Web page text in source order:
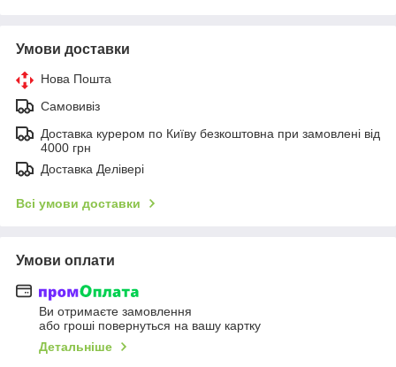
Умови доставки
Нова Пошта
Самовивіз
Доставка курером по Київу безкоштовна при замовлені від
4000 грн
Доставка Делівері
Всі умови доставки
Умови оплати
Ви отримаєте замовлення
або гроші повернуться на вашу картку
Детальніше